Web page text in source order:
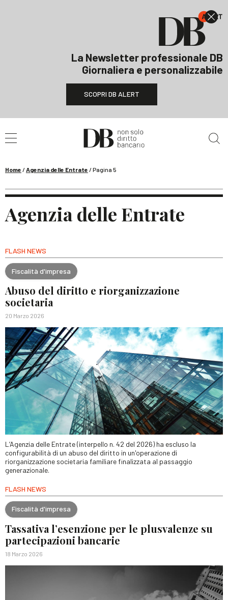
La Newsletter professionale DB
Giornaliera e personalizzabile
SCOPRI DB ALERT
Home /Agenzia delle Entrate /Pagina 5
Agenzia delle Entrate
FLASH NEWS
Fiscalità d'impresa
Abuso del diritto e riorganizzazione
societaria
20 Marzo 2026
L’Agenzia delle Entrate (interpello n. 42 del 2026) ha escluso la
configurabilità di un abuso del diritto in un'operazione di
riorganizzazione societaria familiare finalizzata al passaggio
generazionale.
FLASH NEWS
Fiscalità d'impresa
Tassativa l’esenzione per le plusvalenze su
partecipazioni bancarie
18 Marzo 2026